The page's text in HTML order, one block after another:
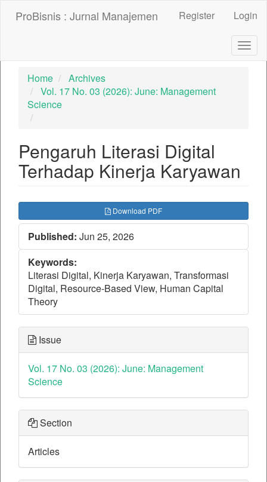
##plugins.themes.bootstrap3.accessible_menu.sidebar##
ProBisnis : Jurnal Manajemen Register Login
Home
Archives
Vol. 17 No. 03 (2026): June: Management
Science
Pengaruh Literasi Digital
Terhadap Kinerja Karyawan
Download PDF
Published: Jun 25, 2026
Keywords:
Literasi Digital, Kinerja Karyawan, Transformasi
Digital, Resource-Based View, Human Capital
Theory
Issue
Vol. 17 No. 03 (2026): June: Management
Science
Section
Articles